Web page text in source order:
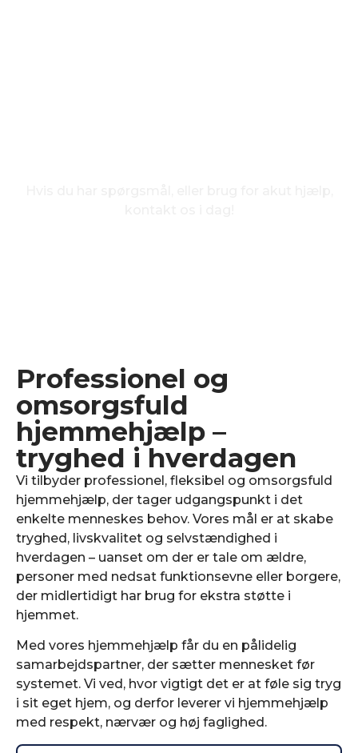
Professionel og
omsorgsfuld
hjemmehjælp –
tryghed i hverdagen
Vi tilbyder professionel, fleksibel og omsorgsfuld
hjemmehjælp, der tager udgangspunkt i det
enkelte menneskes behov. Vores mål er at skabe
tryghed, livskvalitet og selvstændighed i
hverdagen – uanset om der er tale om ældre,
personer med nedsat funktionsevne eller borgere,
der midlertidigt har brug for ekstra støtte i
hjemmet.
Med vores hjemmehjælp får du en pålidelig
samarbejdspartner, der sætter mennesket før
systemet. Vi ved, hvor vigtigt det er at føle sig tryg
i sit eget hjem, og derfor leverer vi hjemmehjælp
med respekt, nærvær og høj faglighed.